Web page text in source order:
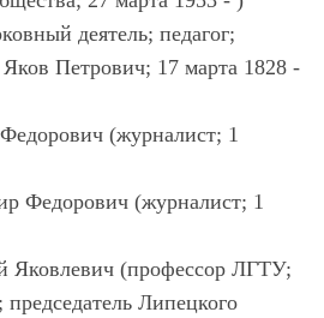
деятель; педагог;
Петрович; 17 марта 1828 -
(журналист; 1
Федорович (журналист; 1
(профессор ЛГТУ;
Липецкого